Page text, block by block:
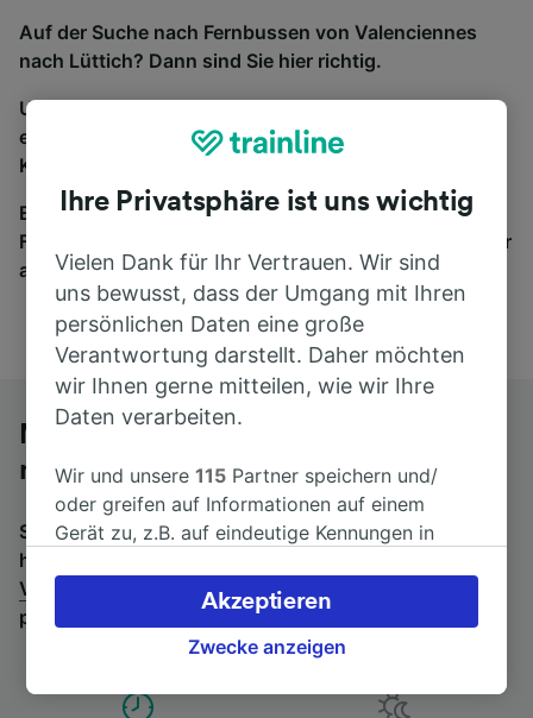
Auf der Suche nach Fernbussen von Valenciennes
nach Lüttich? Dann sind Sie hier richtig.
Um Bustickets zu finden, starten Sie einfach oben
eine Suche und wir vergleichen Fahrtzeiten und
Kosten für Bahn- und Busreisen miteinander.
Egal, wohin die Reise geht – starten Sie mit uns.
Finden Sie hier Fahrkarten für Verbindungen von mehr
als 170 Bahn- und Busunternehmen.
Mit dem Fernbus von Valenciennes
nach Lüttich
Suchen Sie nach einem Rückfahrtticket? Dann bitte
hier entlang:
Valenciennes
Wenn Sie lieber mit dem Zug fahren,
prüfen Sie die
Züge von Valenciennes bis Lüttich
Ihre Privatsphäre ist uns wichtig
Vielen Dank für Ihr Vertrauen. Wir sind
uns bewusst, dass der Umgang mit Ihren
persönlichen Daten eine große
Verantwortung darstellt. Daher möchten
wir Ihnen gerne mitteilen, wie wir Ihre
Daten verarbeiten.
Wir und unsere115 Partner speichern und/
oder greifen auf Informationen auf einem
Gerät zu, z.B. auf eindeutige Kennungen in
verarbeiten. Sie können Ihre Präferenzen
akzeptieren oder verwalten, einschließlich
Ihres Widerspruchsrechts bei berechtigtem
besuchen Sie jederzeit die Seite der
Zwecke anzeigen
Akzeptieren